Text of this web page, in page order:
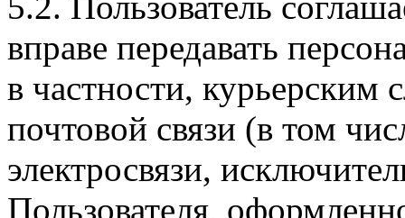
вправе передавать
в частности, курьерским
почтовой связи (в том
электросвязи,
Пользователя,